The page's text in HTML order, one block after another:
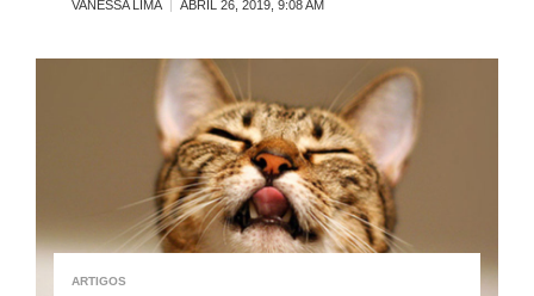
VANESSA LIMA ABRIL 26, 2019, 9:08 AM
ARTIGOS